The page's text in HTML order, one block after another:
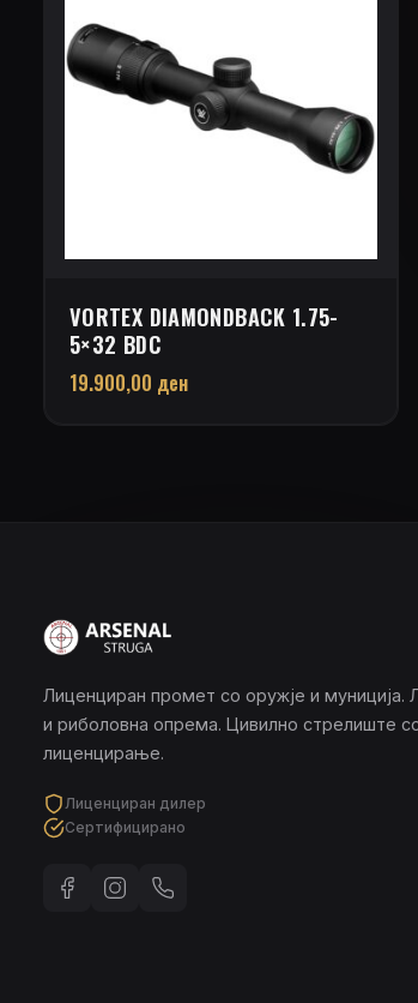
VORTEX DIAMONDBACK 1.75-
5×32 BDC
19.900,00 ден
Лиценциран промет со оружје и муниција.
и риболовна опрема. Цивилно стрелиште
лиценцирање.
Лиценциран дилер
Сертифицирано